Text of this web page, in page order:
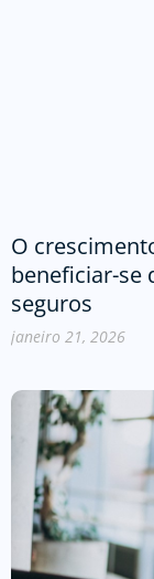
O
beneficiar-se
seguros
janeiro 21, 2026